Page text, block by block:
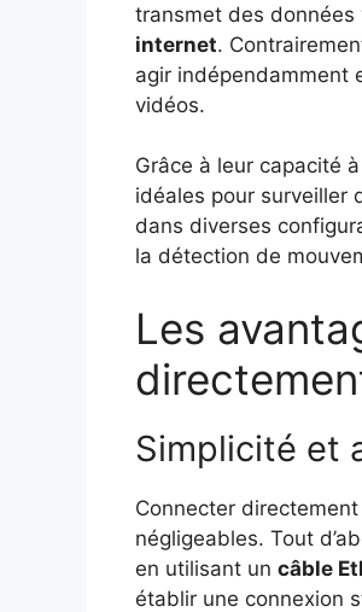
transmet des données
internet.
agir indépendamment
vidéos.
Grâce à leur capacité
idéales pour surveiller
dans diverses
la détection de
Les
Simplicité et
Connecter directement
négligeables. Tout
en utilisant un câble
établir une connexion